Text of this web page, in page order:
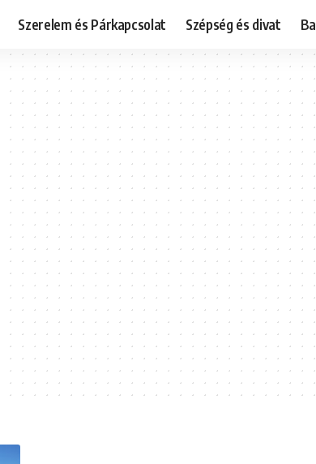
Szerelem és Párkapcsolat Szépség és divat